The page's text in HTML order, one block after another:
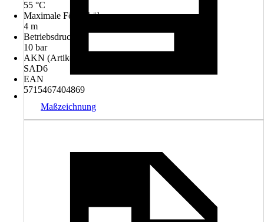
55 °C
Maximale Förderhöhe
4 m
Betriebsdruck
10 bar
AKN (Artikelkurznummer)
SAD6
EAN
5715467404869
Maßzeichnung